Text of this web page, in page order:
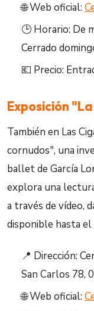
🌐 Web oficial:
🕒 Horario: De
Cerrado
💶 Precio:
Exposición
También en Las
cornudos", una
ballet de García
explora una
a través de vídeo,
disponible hasta
📍 Dirección:
San Carlos 78,
🌐 Web oficial: